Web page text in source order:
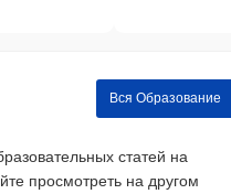
Вся Образование
статей на
просмотреть на другом